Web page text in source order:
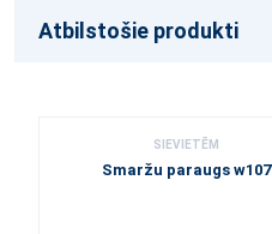
Atbilstošie produkti
SIEVIETĒM
Smaržu paraugs w107